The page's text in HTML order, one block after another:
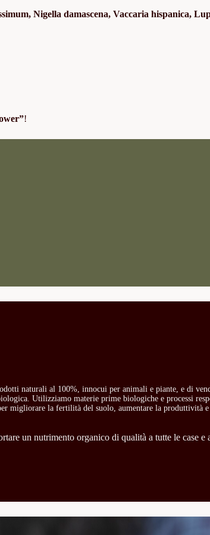
Nigella damascena, Vaccaria hispanica,
!
naturali al 100%, innocui per animali e piante, e di
Utilizziamo materie prime biologiche e processi
migliorare la fertilità del suolo, aumentare la produttività
un nutrimento organico di qualità a tutte le case e